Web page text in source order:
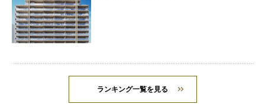
ランキング一覧を見る